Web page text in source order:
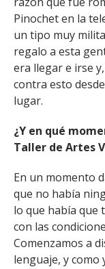
Pinochet en la
un tipo muy
regalo a esta
era llegar e irse
contra esto
lugar.
¿Y en qué
Taller de Artes
En un momento
que no había
lo que había que
con las
Comenzamos a
lenguaje, y como